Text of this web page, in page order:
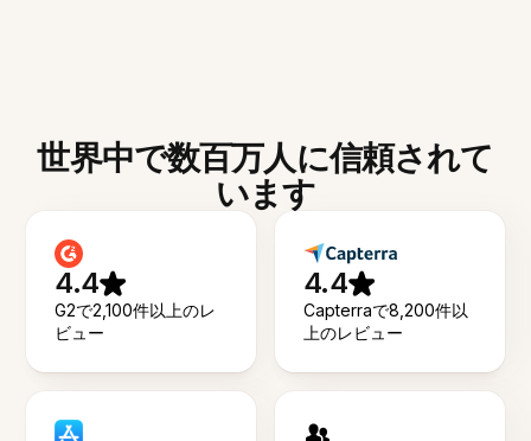
世界中で数百万人に信頼されて
います
4.4
G2で2,100件以上のレ
ビュー
4.4
Capterraで8,200件以
上のレビュー